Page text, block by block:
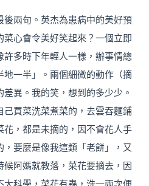
兩句。英杰為患病中的美好預
心會令美好笑起來？一個立即
多時下年輕人一樣，辦事情總
一半」。兩個細微的動作（摘
異。我的笑，想到的多少少。
己買菜洗菜煮菜的，去雲吞麵鋪
，都是未摘的，因不會花人手
要麼是像我這類「老餅」，又
阿媽就教落，菜花要摘去，因